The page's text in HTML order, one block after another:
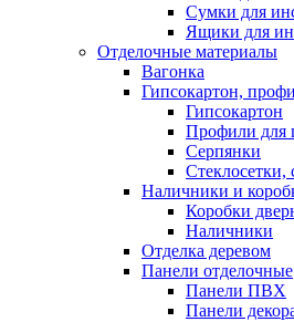
Сумки для
Ящики для
Отделочные материалы
Вагонка
Гипсокартон,
Гипсокартон
Профили для
Серпянки
Стеклосетки,
Наличники и
Коробки
Наличники
Отделка деревом
Панели отделочные
Панели ПВХ
Панели